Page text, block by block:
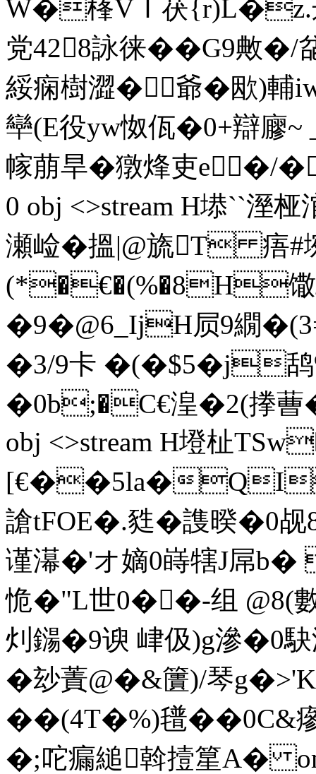
W�樥VＩ茯{r)L�z.
党428詠徕��G9敟
綏痫樹澀�爺�欭)輔
卛(E役yw怓佤�0+辯廫
幏萠旱�獤烽吏e�/
0 obj <>stream H塨``
瀬崄� 搵 |@旒T 痦
(*�€�(%�8H馓
�9�@6_IjH屃9繝
�3/9卡 �(�$5�j鸹
�0b;�C€湟�2(搼蓸
obj <>stream H墱杫
[€��5la�
謒tFOE�.甤�謢暌�0
谨濗�'オ嫡0 嵵犗J屌
恑�"L世0��-组 @8(
灲鐋�9谀 峍伋)g滲�0
�玅蔶@�&籄)/琴
��(4T�%)氆��0C&
�;咜瘺縋斡撎篂A�